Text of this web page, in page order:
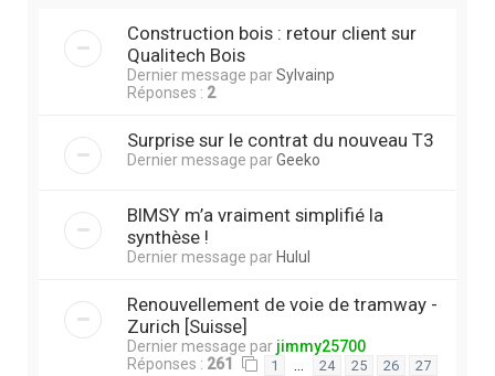
Construction bois : retour client sur
Qualitech Bois
Dernier message parSylvainp
Réponses : 2
Surprise sur le contrat du nouveau T3
Dernier message parGeeko
BIMSY m’a vraiment simplifié la
synthèse !
Dernier message par Hulul
Renouvellement de voie de tramway -
Zurich [Suisse]
Dernier message par jimmy25700
Réponses : 261 1 … 24 25 26 27